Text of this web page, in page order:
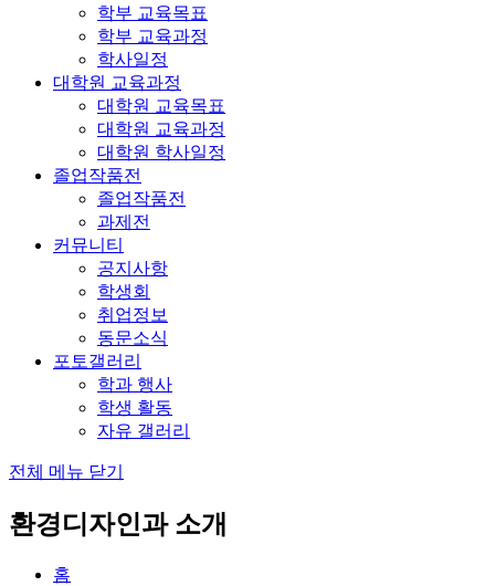
학부 교육목표
학부 교육과정
학사일정
대학원 교육과정
대학원 교육목표
대학원 교육과정
대학원 학사일정
졸업작품전
졸업작품전
과제전
커뮤니티
공지사항
학생회
취업정보
동문소식
포토갤러리
학과 행사
학생 활동
자유 갤러리
전체 메뉴 닫기
환경디자인과 소개
홈